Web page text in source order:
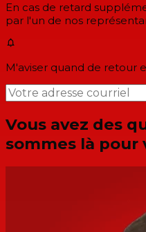
En cas de retard
par l'un de nos
M'aviser quand de retour
Vous avez des
sommes là pour